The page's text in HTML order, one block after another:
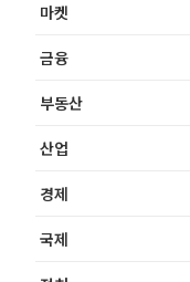
마켓
금융
부동산
산업
경제
국제